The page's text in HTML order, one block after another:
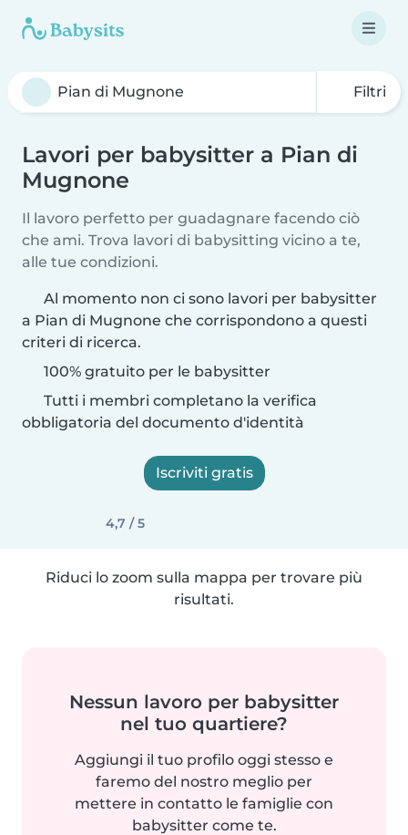
Filtri
Lavori per babysitter a Pian di
Mugnone
Il lavoro perfetto per guadagnare facendo ciò
che ami. Trova lavori di babysitting vicino a te,
alle tue condizioni.
Al momento non ci sono lavori per babysitter
a Pian di Mugnone che corrispondono a questi
criteri di ricerca.
100% gratuito per le babysitter
Tutti i membri completano la verifica
obbligatoria del documento d'identità
Iscriviti gratis
4,7 / 5
Riduci lo zoom sulla mappa per trovare più
risultati.
Nessun lavoro per babysitter
nel tuo quartiere?
Aggiungi il tuo profilo oggi stesso e
faremo del nostro meglio per
mettere in contatto le famiglie con
babysitter come te.